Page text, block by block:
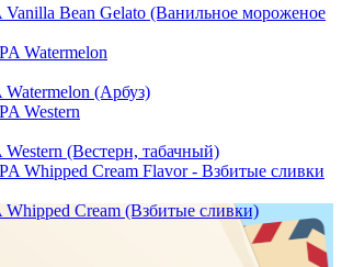
Vanilla Bean Gelato (Ванильное мороженое
(Арбуз)
(Вестерн, табачный)
Whipped Cream (Взбитые сливки)